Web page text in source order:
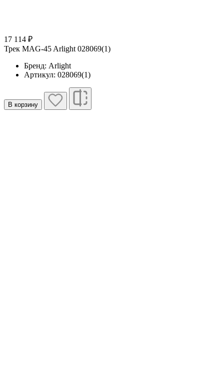
17 114 ₽
Трек MAG-45 Arlight 028069(1)
Бренд: Arlight
Артикул: 028069(1)
В корзину